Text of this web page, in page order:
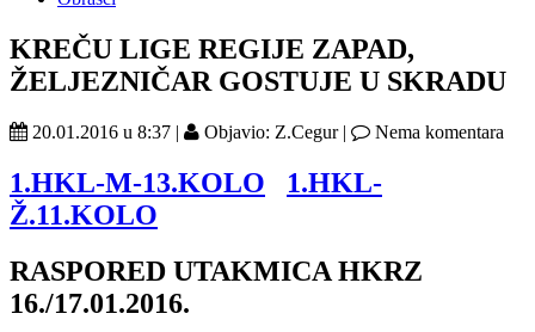
KREČU LIGE REGIJE ZAPAD,
ŽELJEZNIČAR GOSTUJE U SKRADU
20.01.2016 u 8:37 | Objavio: Z.Cegur | Nema komentara
1.HKL-M-13.KOLO
1.HKL-
Ž.11.KOLO
RASPORED UTAKMICA HKRZ
16./17.01.2016.